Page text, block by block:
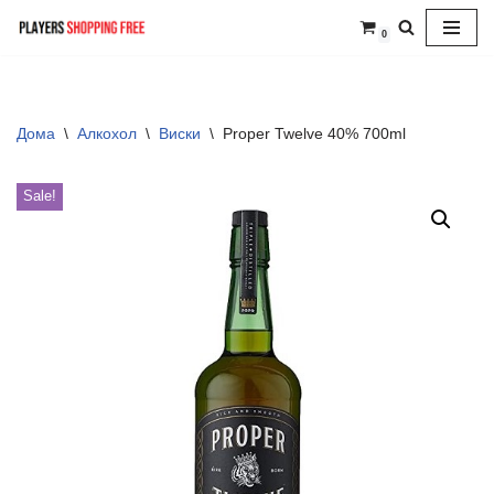
0
Дома \ Алкохол \ Виски \ Proper Twelve 40% 700ml
Sale!